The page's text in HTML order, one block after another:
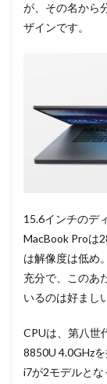
が、その名から
ザインです。
15.6インチのデ
MacBook Proは
は解像度は低め
充分で、このあ
いるのは好まし
CPUは、第八世
8850U 4.0GHz
i7が2モデルとな